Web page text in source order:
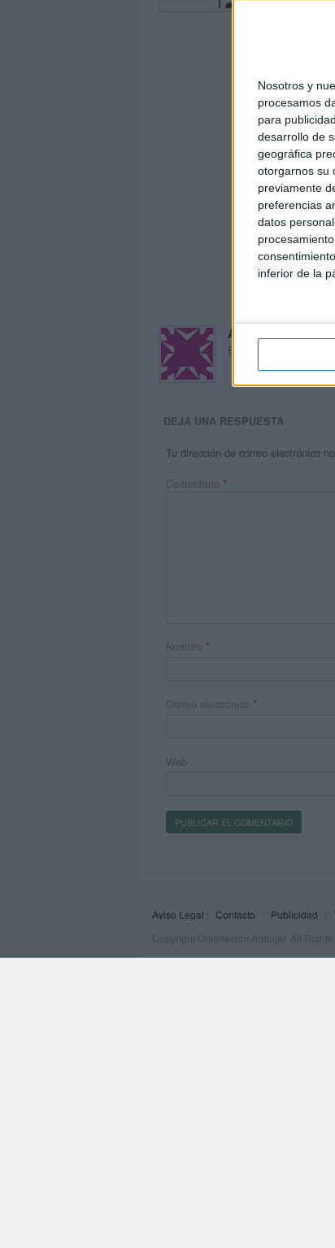
Nosotros y
procesamos
para
desarrollo de
geográfica
otorgarnos su
previamente
preferencias
datos
inferior de la
Acerca de María
El autor no ha
DEJA UNA RESPUESTA
Tu dirección de correo electrónico
Comentario *
Nombre *
Correo electrónico *
Web
Aviso Legal Contacto Publicidad